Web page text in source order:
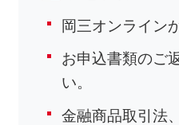
岡三オンライン
お申込書類のご
い。
金融商品取引法